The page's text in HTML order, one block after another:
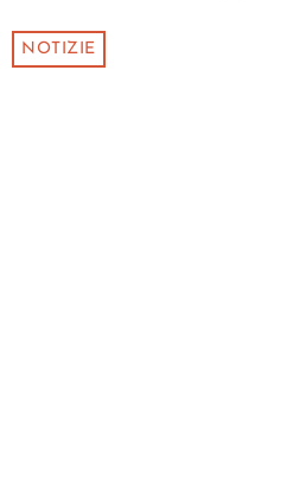
NOTIZIE